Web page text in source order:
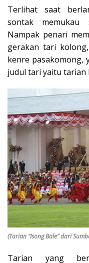
Terlihat saat
sontak memukau
Nampak penari
gerakan tari
kenre pasakomong,
judul tari yaitu tarian
(Tarian “Isong Bale” dari
Tarian yang